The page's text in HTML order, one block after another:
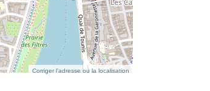
Corriger l’adresse ou la localisation